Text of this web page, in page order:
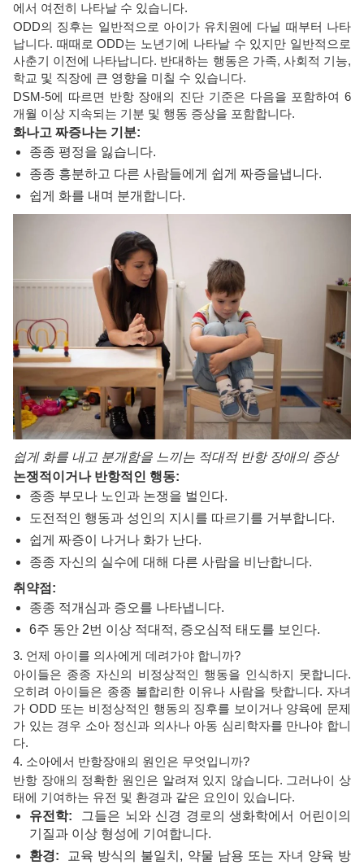
에서 여전히 나타날 수 있습니다.
ODD의 징후는 일반적으로 아이가 유치원에 다닐 때부터 나타
납니다. 때때로 ODD는 노년기에 나타날 수 있지만 일반적으로
사춘기 이전에 나타납니다. 반대하는 행동은 가족, 사회적 기능,
학교 및 직장에 큰 영향을 미칠 수 있습니다.
DSM-5에 따르면 반항 장애의 진단 기준은 다음을 포함하여 6
개월 이상 지속되는 기분 및 행동 증상을 포함합니다.
화나고 짜증나는 기분:
종종 평정을 잃습니다.
종종 흥분하고 다른 사람들에게 쉽게 짜증을냅니다.
쉽게 화를 내며 분개합니다.
쉽게 화를 내고 분개함을 느끼는 적대적 반항 장애의 증상
논쟁적이거나 반항적인 행동:
종종 부모나 노인과 논쟁을 벌인다.
도전적인 행동과 성인의 지시를 따르기를 거부합니다.
쉽게 짜증이 나거나 화가 난다.
종종 자신의 실수에 대해 다른 사람을 비난합니다.
취약점:
종종 적개심과 증오를 나타냅니다.
6주 동안 2번 이상 적대적, 증오심적 태도를 보인다.
3. 언제 아이를 의사에게 데려가야 합니까?
아이들은 종종 자신의 비정상적인 행동을 인식하지 못합니다.
오히려 아이들은 종종 불합리한 이유나 사람을 탓합니다. 자녀
가 ODD 또는 비정상적인 행동의 징후를 보이거나 양육에 문제
가 있는 경우 소아 정신과 의사나 아동 심리학자를 만나야 합니
다.
4. 소아에서 반항장애의 원인은 무엇입니까?
반항 장애의 정확한 원인은 알려져 있지 않습니다. 그러나이 상
태에 기여하는 유전 및 환경과 같은 요인이 있습니다.
유전학: 그들은 뇌와 신경 경로의 생화학에서 어린이의
기질과 이상 형성에 기여합니다.
환경: 교육 방식의 불일치, 약물 남용 또는 자녀 양육 방